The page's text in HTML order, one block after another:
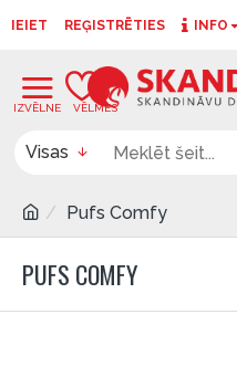
IEIET REĢISTRĒTIES INFO
Visas
Pufs Comfy
PUFS COMFY